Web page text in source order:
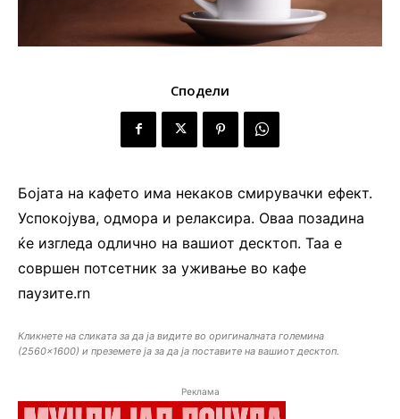
Сподели
Бојата на кафето има некаков смирувачки ефект.
Успокојува, одмора и релаксира. Оваа позадина
ќе изгледа одлично на вашиот десктоп. Таа е
совршен потсетник за уживање во кафе
паузите.rn
Кликнете на сликата за да ја видите во оригиналната големина
(2560×1600) и преземете ја за да ја поставите на вашиот десктоп.
Реклама